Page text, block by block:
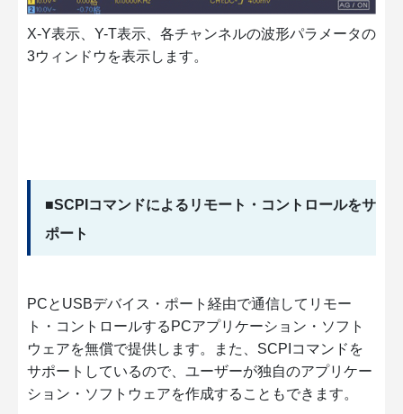
X-Y表示、Y-T表示、各チャンネルの波形パラメータの
3ウィンドウを表示します。
■SCPIコマンドによるリモート・コントロールをサ
ポート
PCとUSBデバイス・ポート経由で通信してリモー
ト・コントロールするPCアプリケーション・ソフト
ウェアを無償で提供します。また、SCPIコマンドを
サポートしているので、ユーザーが独自のアプリケー
ション・ソフトウェアを作成することもできます。